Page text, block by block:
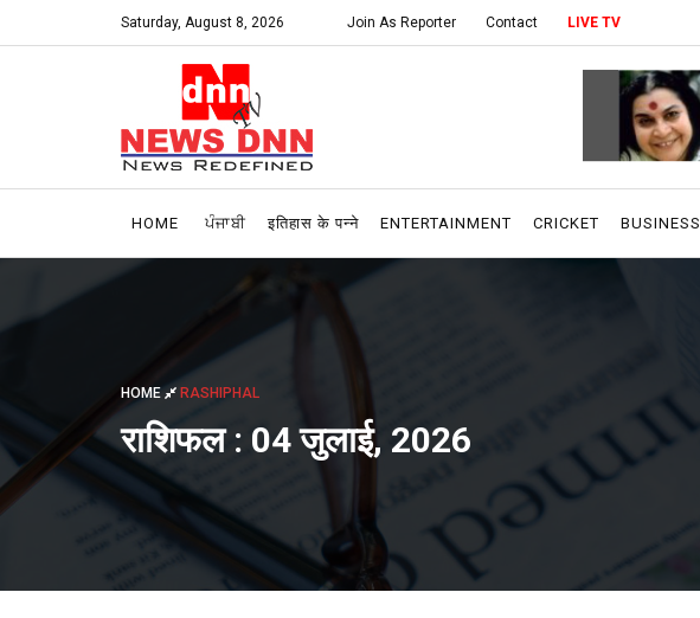
Saturday, August 8, 2026 Join As Reporter Contact LIVE TV
HOME ਪੰਜਾਬੀ इतिहास के पन्ने ENTERTAINMENT CRICKET BUSINESS
HOME RASHIPHAL
राशिफल : 04 जुलाई, 2026